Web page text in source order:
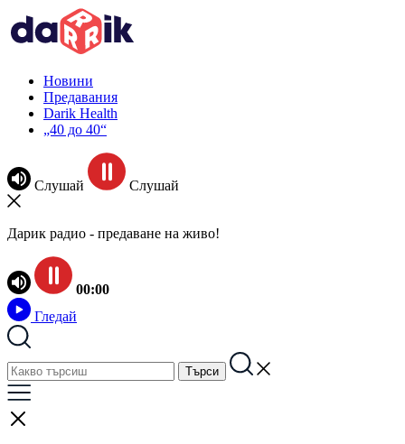
Новини
Предавания
Darik Health
„40 до 40“
Слушай Слушай
Дарик радио - предаване на живо!
00:00
Гледай